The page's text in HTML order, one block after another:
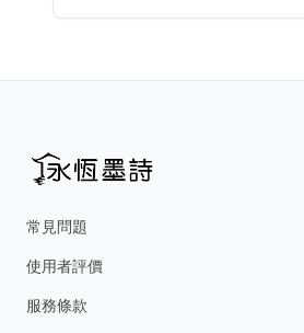
常見問題
使用者評價
服務條款